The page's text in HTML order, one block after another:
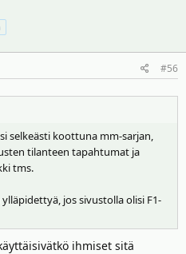
#56
selkeästi koottuna mm-sarjan,
tilanteen tapahtumat ja
tms.
jos sivustolla olisi F1-
ihmiset sitä